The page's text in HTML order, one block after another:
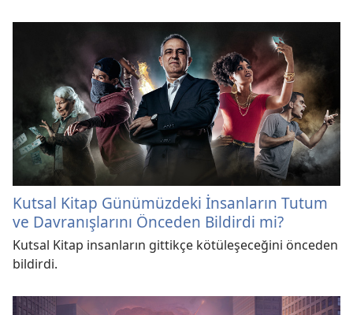
Kutsal Kitap Günümüzdeki İnsanların Tutum
ve Davranışlarını Önceden Bildirdi mi?
Kutsal Kitap insanların gittikçe kötüleşeceğini önceden
bildirdi.